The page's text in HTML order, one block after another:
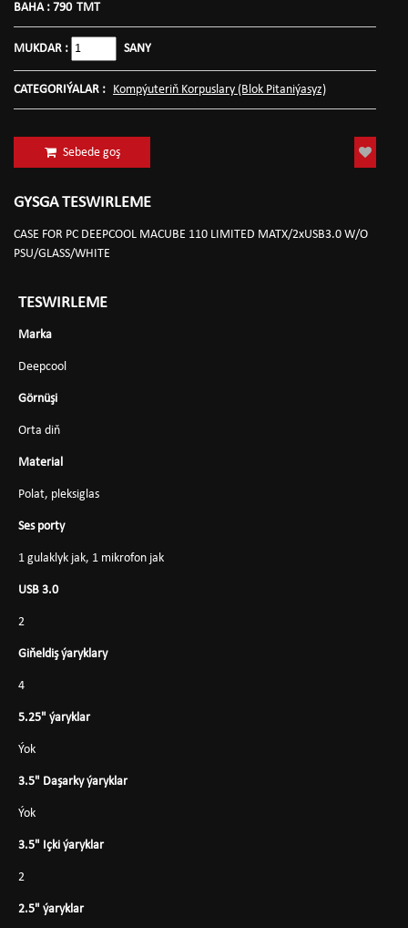
BAHA : 790 TMT
MUKDAR : SANY
CATEGORIÝALAR : Kompýuteriň Korpuslary (Blok Pitaniýasyz)
Sebede goş
GYSGA TESWIRLEME
CASE FOR PC DEEPCOOL MACUBE 110 LIMITED MATX/2xUSB3.0 W/O
PSU/GLASS/WHITE
TESWIRLEME
Marka
Deepcool
Görnüşi
Orta diň
Material
Polat, pleksiglas
Ses porty
1 gulaklyk jak, 1 mikrofon jak
USB 3.0
2
Giňeldiş ýaryklary
4
5.25" ýaryklar
Ýok
3.5" Daşarky ýaryklar
Ýok
3.5" Içki ýaryklar
2
2.5" ýaryklar